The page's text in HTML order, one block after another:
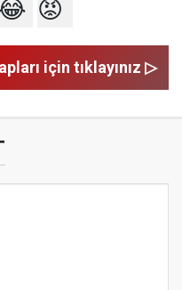
😡
için tıklayınız ▷